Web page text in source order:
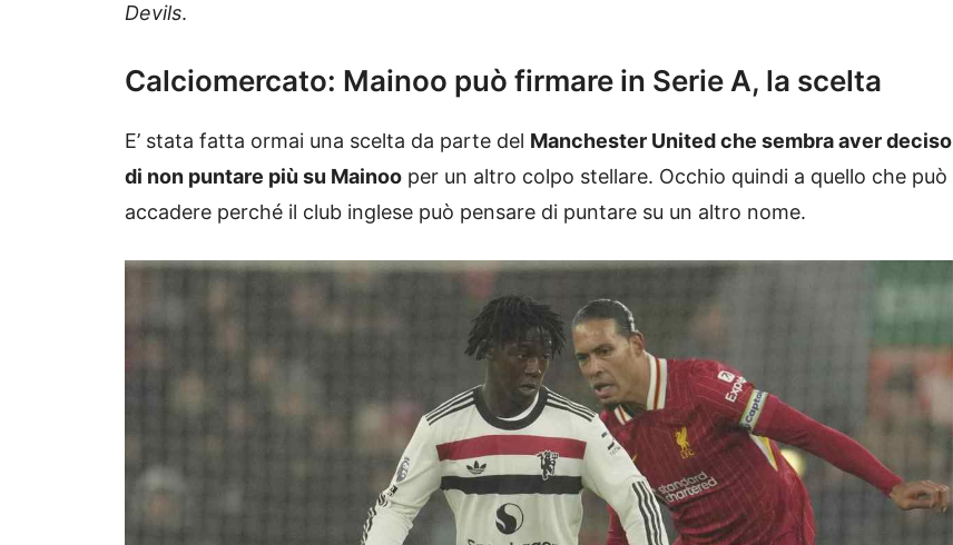
Devils.
Calciomercato: Mainoo può firmare in Serie A, la scelta
E’ stata fatta ormai una scelta da parte del Manchester United che sembra aver deciso
di non puntare più su Mainoo per un altro colpo stellare. Occhio quindi a quello che può
accadere perché il club inglese può pensare di puntare su un altro nome.